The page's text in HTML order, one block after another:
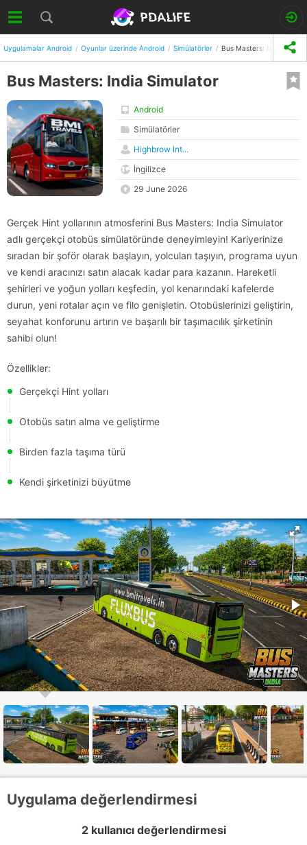
Uygulamalar Android Oyunlar üzerinde Android Simülatörler Bus Masters: India
Bus Masters: India Simulator
Android
Simülatörler
Highbrow Int...
İngilizce
29 June 2026
Gerçek Hint yollarının atmosferini Bus Masters: India Simulator
adlı gerçekçi otobüs simülatöründe deneyimleyin! Kariyerinize
sıradan bir şoför olarak başlayın, yolcuları taşıyın, programa uyun
ve kendi aracınızı satın alacak kadar para kazanın. Hareketli
şehirleri ve yoğun yolları keşfedin, yol kenarındaki kafelerde
durun, yeni rotalar açın ve filo genişletin. Otobüslerinizi geliştirin,
seyahat konforunu artırın ve başarılı bir taşımacılık şirketinin
sahibi olun!
Özellikler:
Gerçekçi Hint yolları
Otobüs satın alma ve geliştirme
Birden fazla taşıma türü
Kendi şirketinizi büyütme
Uygulama değerlendirmesi
2 kullanıcı değerlendirmesi